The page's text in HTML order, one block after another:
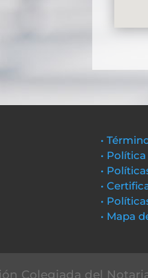
•
•
•
•
•
• Mapa
Colegiada del